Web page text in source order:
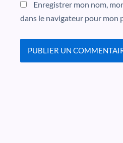
Enregistrer mon nom,
dans le navigateur pour mon